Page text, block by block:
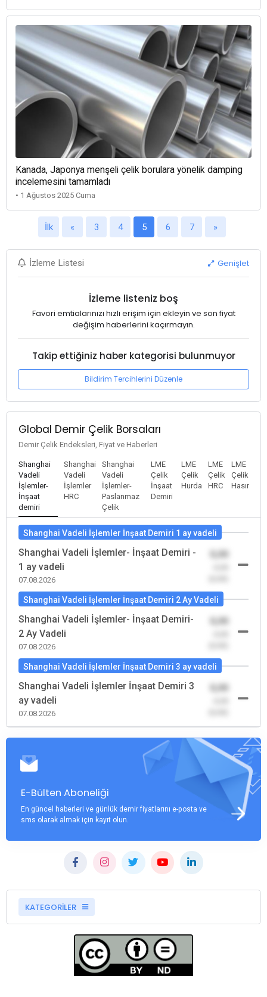
Kanada, Japonya menşeli çelik borulara yönelik damping
incelemesini tamamladı
• 1 Ağustos 2025 Cuma
İlk « 3 4 5 6 7 »
İzleme Listesi Genişlet
İzleme listeniz boş
Favori emtialarınızı hızlı erişim için ekleyin ve son fiyat
değişim haberlerini kaçırmayın.
Takip ettiğiniz haber kategorisi bulunmuyor
Bildirim Tercihlerini Düzenle
Global Demir Çelik Borsaları
Demir Çelik Endeksleri, Fiyat ve Haberleri
Shanghai
Vadeli
İşlemler-
İnşaat
demiri
Shanghai
Vadeli
İşlemler
HRC
Shanghai
Vadeli
İşlemler-
Paslanmaz
Çelik
LME
Çelik
İnşaat
Demiri
LME
Çelik
Hurda
LME
Çelik
HRC
LME
Çelik
Hasır
Shanghai Vadeli İşlemler İnşaat Demiri 1 ay vadeli
Shanghai Vadeli İşlemler- İnşaat Demiri -
1 ay vadeli
07.08.2026
0,00
Shanghai Vadeli İşlemler İnşaat Demiri 2 Ay Vadeli
Shanghai Vadeli İşlemler- İnşaat Demiri-
2 Ay Vadeli
07.08.2026
0,00
Shanghai Vadeli İşlemler İnşaat Demiri 3 ay vadeli
Shanghai Vadeli İşlemler İnşaat Demiri 3
ay vadeli
07.08.2026
0,00
E-Bülten Aboneliği
En güncel haberleri ve günlük demir fiyatlarını e-posta ve
sms olarak almak için kayıt olun.
KATEGORİLER